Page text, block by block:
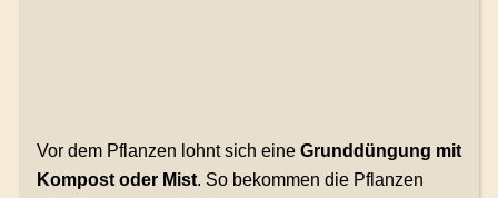
Vor dem Pflanzen lohnt sich eine Grunddüngung mit
Kompost oder Mist. So bekommen die Pflanzen